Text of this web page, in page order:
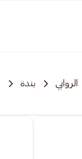
الروابي بندة